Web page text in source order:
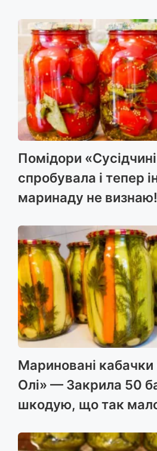
Помідори
спробувала і тепер
маринаду не визнаю!
Мариновані кабачки
Олі» — Закрила 50
шкодую, що так